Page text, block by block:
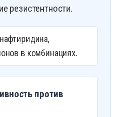
резистентности.
в комбинациях.
против